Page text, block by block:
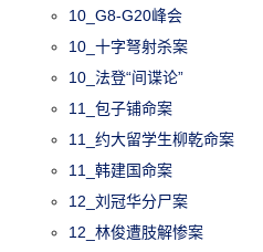
10_G8-G20峰会
10_十字弩射杀案
10_法登“间谍论”
11_包子铺命案
11_约大留学生柳乾命案
11_韩建国命案
12_刘冠华分尸案
12_林俊遭肢解惨案